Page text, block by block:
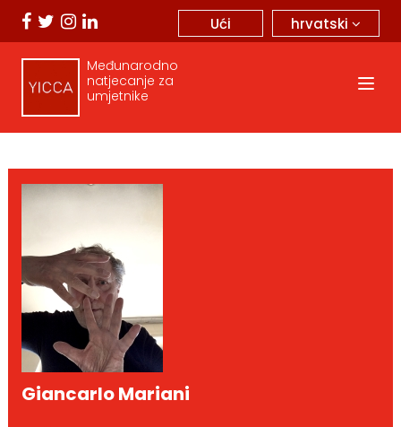
hrvatski
Ući
Međunarodno
natjecanje za
umjetnike
Giancarlo Mariani